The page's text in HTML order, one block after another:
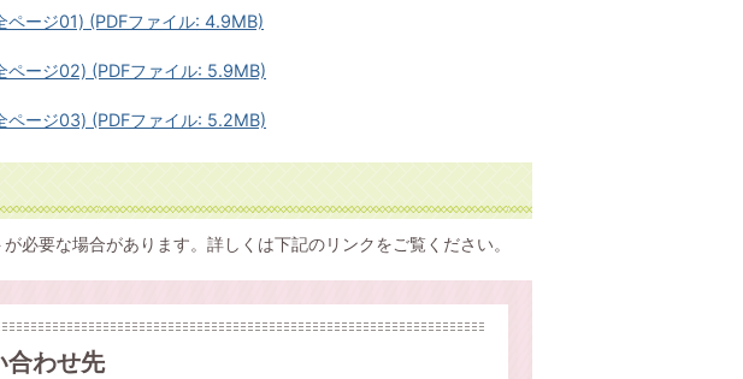
ージ01) (PDFファイル: 4.9MB)
ページ02) (PDFファイル: 5.9MB)
ページ03) (PDFファイル: 5.2MB)
必要な場合があります。詳しくは下記のリンクをご覧ください。
合わせ先